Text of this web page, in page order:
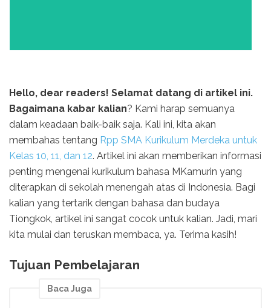
Hello, dear readers! Selamat datang di artikel ini.
Bagaimana kabar kalian? Kami harap semuanya
dalam keadaan baik-baik saja. Kali ini, kita akan
membahas tentang Rpp SMA Kurikulum Merdeka untuk
Kelas 10, 11, dan 12. Artikel ini akan memberikan informasi
penting mengenai kurikulum bahasa MKamurin yang
diterapkan di sekolah menengah atas di Indonesia. Bagi
kalian yang tertarik dengan bahasa dan budaya
Tiongkok, artikel ini sangat cocok untuk kalian. Jadi, mari
kita mulai dan teruskan membaca, ya. Terima kasih!
Tujuan Pembelajaran
Baca Juga